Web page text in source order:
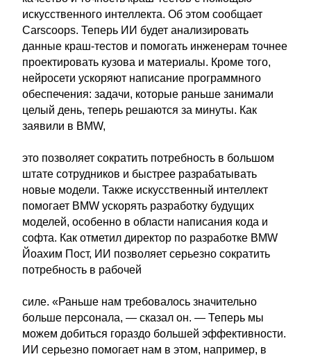
искусственного интеллекта. Об этом сообщает
Carscoops. Теперь ИИ будет анализировать
данные краш-тестов и помогать инженерам точнее
проектировать кузова и материалы. Кроме того,
нейросети ускоряют написание программного
обеспечения: задачи, которые раньше занимали
целый день, теперь решаются за минуты. Как
заявили в BMW,
это позволяет сократить потребность в большом
штате сотрудников и быстрее разрабатывать
новые модели. Также искусственный интеллект
помогает BMW ускорять разработку будущих
моделей, особенно в области написания кода и
софта. Как отметил директор по разработке BMW
Йоахим Пост, ИИ позволяет серьезно сократить
потребность в рабочей
силе. «Раньше нам требовалось значительно
больше персонала, — сказал он. — Теперь мы
можем добиться гораздо большей эффективности.
ИИ серьезно помогает нам в этом, например, в